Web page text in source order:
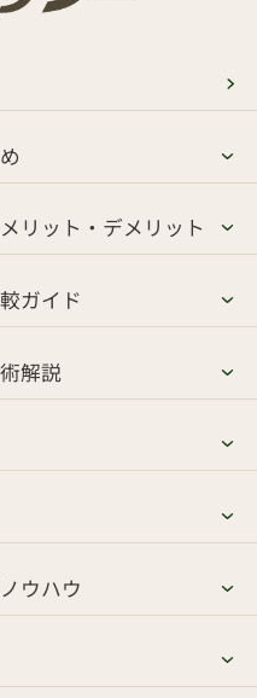
リット・デメリット
ガイド
解説
ウハウ